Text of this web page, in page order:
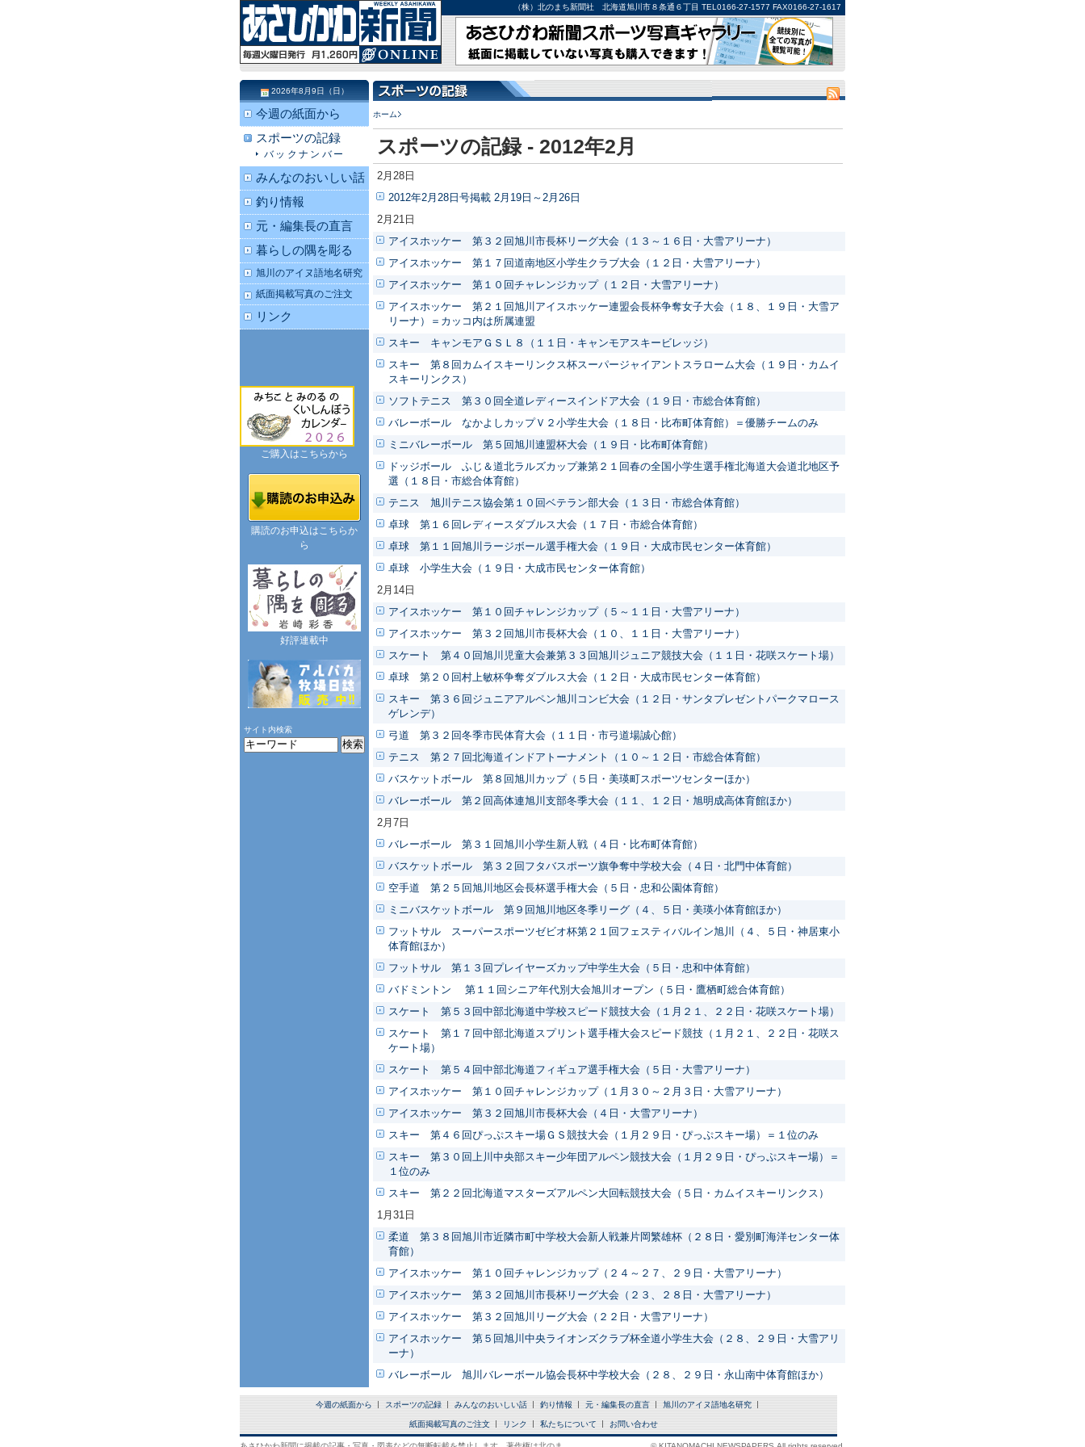
（株）北のまち新聞社 北海道旭川市８条通６丁目 TEL0166-27-1577 FAX0166-27-1617
ホーム
スポーツの記録 - 2012年2月
2月28日
2012年2月28日号掲載 2月19日～2月26日
2月21日
アイスホッケー 第３２回旭川市長杯リーグ大会（１３～１６日・大雪アリーナ）
アイスホッケー 第１７回道南地区小学生クラブ大会（１２日・大雪アリーナ）
アイスホッケー 第１０回チャレンジカップ（１２日・大雪アリーナ）
アイスホッケー 第２１回旭川アイスホッケー連盟会長杯争奪女子大会（１８、１９日・大雪ア
リーナ）＝カッコ内は所属連盟
スキー キャンモアＧＳＬ８（１１日・キャンモアスキービレッジ）
スキー 第８回カムイスキーリンクス杯スーパージャイアントスラローム大会（１９日・カムイ
スキーリンクス）
ソフトテニス 第３０回全道レディースインドア大会（１９日・市総合体育館）
バレーボール なかよしカップＶ２小学生大会（１８日・比布町体育館）＝優勝チームのみ
ミニバレーボール 第５回旭川連盟杯大会（１９日・比布町体育館）
ドッジボール ふじ＆道北ラルズカップ兼第２１回春の全国小学生選手権北海道大会道北地区予
選（１８日・市総合体育館）
テニス 旭川テニス協会第１０回ベテラン部大会（１３日・市総合体育館）
卓球 第１６回レディースダブルス大会（１７日・市総合体育館）
卓球 第１１回旭川ラージボール選手権大会（１９日・大成市民センター体育館）
卓球 小学生大会（１９日・大成市民センター体育館）
2月14日
アイスホッケー 第１０回チャレンジカップ（５～１１日・大雪アリーナ）
アイスホッケー 第３２回旭川市長杯大会（１０、１１日・大雪アリーナ）
スケート 第４０回旭川児童大会兼第３３回旭川ジュニア競技大会（１１日・花咲スケート場）
卓球 第２０回村上敏杯争奪ダブルス大会（１２日・大成市民センター体育館）
スキー 第３６回ジュニアアルペン旭川コンビ大会（１２日・サンタプレゼントパークマロース
ゲレンデ）
弓道 第３２回冬季市民体育大会（１１日・市弓道場誠心館）
テニス 第２７回北海道インドアトーナメント（１０～１２日・市総合体育館）
バスケットボール 第８回旭川カップ（５日・美瑛町スポーツセンターほか）
バレーボール 第２回高体連旭川支部冬季大会（１１、１２日・旭明成高体育館ほか）
2月7日
バレーボール 第３１回旭川小学生新人戦（４日・比布町体育館）
バスケットボール 第３２回フタバスポーツ旗争奪中学校大会（４日・北門中体育館）
空手道 第２５回旭川地区会長杯選手権大会（５日・忠和公園体育館）
ミニバスケットボール 第９回旭川地区冬季リーグ（４、５日・美瑛小体育館ほか）
フットサル スーパースポーツゼビオ杯第２１回フェスティバルイン旭川（４、５日・神居東小
体育館ほか）
フットサル 第１３回プレイヤーズカップ中学生大会（５日・忠和中体育館）
バドミントン 第１１回シニア年代別大会旭川オープン（５日・鷹栖町総合体育館）
スケート 第５３回中部北海道中学校スピード競技大会（１月２１、２２日・花咲スケート場）
スケート 第１７回中部北海道スプリント選手権大会スピード競技（１月２１、２２日・花咲ス
ケート場）
スケート 第５４回中部北海道フィギュア選手権大会（５日・大雪アリーナ）
アイスホッケー 第１０回チャレンジカップ（１月３０～２月３日・大雪アリーナ）
アイスホッケー 第３２回旭川市長杯大会（４日・大雪アリーナ）
スキー 第４６回ぴっぷスキー場ＧＳ競技大会（１月２９日・ぴっぷスキー場）＝１位のみ
スキー 第３０回上川中央部スキー少年団アルペン競技大会（１月２９日・ぴっぷスキー場）＝
１位のみ
スキー 第２２回北海道マスターズアルペン大回転競技大会（５日・カムイスキーリンクス）
1月31日
柔道 第３８回旭川市近隣市町中学校大会新人戦兼片岡繁雄杯（２８日・愛別町海洋センター体
育館）
アイスホッケー 第１０回チャレンジカップ（２４～２７、２９日・大雪アリーナ）
アイスホッケー 第３２回旭川市長杯リーグ大会（２３、２８日・大雪アリーナ）
アイスホッケー 第３２回旭川リーグ大会（２２日・大雪アリーナ）
アイスホッケー 第５回旭川中央ライオンズクラブ杯全道小学生大会（２８、２９日・大雪アリ
ーナ）
バレーボール 旭川バレーボール協会長杯中学校大会（２８、２９日・永山南中体育館ほか）
2026年8月9日（日）
今週の紙面から
スポーツの記録
バックナンバー
みんなのおいしい話
釣り情報
元・編集長の直言
暮らしの隅を彫る
旭川のアイヌ語地名研究
紙面掲載写真のご注文
リンク
ご購入はこちらから
購読のお申込はこちらか
ら
好評連載中
サイト内検索
今週の紙面から スポーツの記録 みんなのおいしい話 釣り情報 元・編集長の直言 旭川のアイヌ語地名研究
紙面掲載写真のご注文 リンク 私たちについて お問い合わせ